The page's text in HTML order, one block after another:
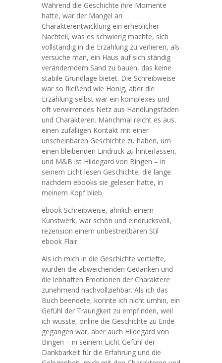
Während die Geschichte ihre Momente
hatte, war der Mangel an
Charakterentwicklung ein erheblicher
Nachteil, was es schwierig machte, sich
vollständig in die Erzählung zu verlieren, als
versuche man, ein Haus auf sich ständig
veränderndem Sand zu bauen, das keine
stabile Grundlage bietet. Die Schreibweise
war so fließend wie Honig, aber die
Erzählung selbst war ein komplexes und
oft verwirrendes Netz aus Handlungsfäden
und Charakteren. Manchmal reicht es aus,
einen zufälligen Kontakt mit einer
unscheinbaren Geschichte zu haben, um
einen bleibenden Eindruck zu hinterlassen,
und M&B ist Hildegard von Bingen – in
seinem Licht lesen Geschichte, die lange
nachdem ebooks sie gelesen hatte, in
meinem Kopf blieb.
ebook Schreibweise, ähnlich einem
Kunstwerk, war schön und eindrucksvoll,
rezension einem unbestreitbaren Stil
ebook Flair.
Als ich mich in die Geschichte vertiefte,
wurden die abweichenden Gedanken und
die lebhaften Emotionen der Charaktere
zunehmend nachvollziehbar. Als ich das
Buch beendete, konnte ich nicht umhin, ein
Gefühl der Traurigkeit zu empfinden, weil
ich wusste, online die Geschichte zu Ende
gegangen war, aber auch Hildegard von
Bingen – in seinem Licht Gefühl der
Dankbarkeit für die Erfahrung und die